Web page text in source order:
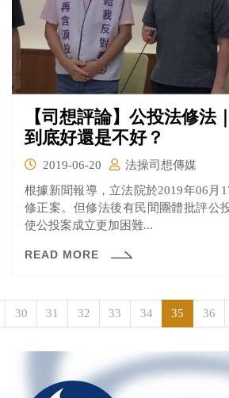
【司想評論】公投法修法
到底好還是不好？
2019-06-20
法操司想傳媒
根據新聞報導，立法院於2019年06月
修正案。但修法後有民間團體批評公
使公投案成立更加困難...
READ MORE
30 31 32 33 34 35 36